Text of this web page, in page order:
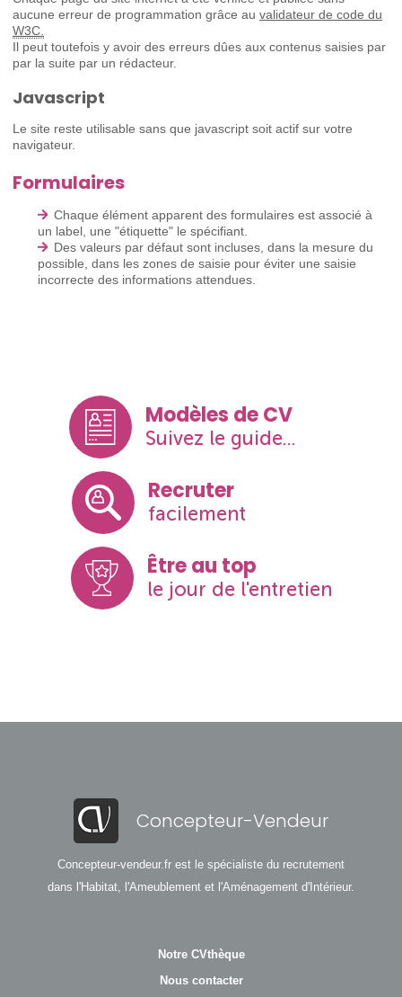
aucune erreur de programmation grâce au validateur de code du
W3C.
Il peut toutefois y avoir des erreurs dûes aux contenus saisies par
par la suite par un rédacteur.
Javascript
Le site reste utilisable sans que javascript soit actif sur votre
navigateur.
Formulaires
Chaque élément apparent des formulaires est associé à
un label, une "étiquette" le spécifiant.
Des valeurs par défaut sont incluses, dans la mesure du
possible, dans les zones de saisie pour éviter une saisie
incorrecte des informations attendues.
Modèles de CV
Suivez le guide...
Recruter
facilement
Être au top
le jour de l'entretien
Concepteur-Vendeur
Concepteur-vendeur.fr est le spécialiste du recrutement
dans l'Habitat, l'Ameublement et l'Aménagement d'Intérieur.
Notre CVthèque
Nous contacter